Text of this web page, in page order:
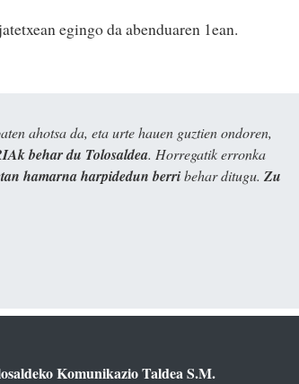
egingo da abenduaren 1ean.
ahotsa da, eta urte hauen guztien ondoren,
behar du Tolosaldea. Horregatik erronka
hamarna harpidedun berribehar ditugu. Zu
Komunikazio Taldea S.M.